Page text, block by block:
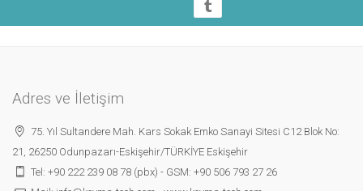
Adres ve İletişim
75. Yıl Sultandere Mah. Kars Sokak Emko Sanayi Sitesi C12 Blok No:
21, 26250 Odunpazarı-Eskişehir/TÜRKİYE Eskişehir
Tel: +90 222 239 08 78 (pbx) - GSM: +90 506 793 27 26